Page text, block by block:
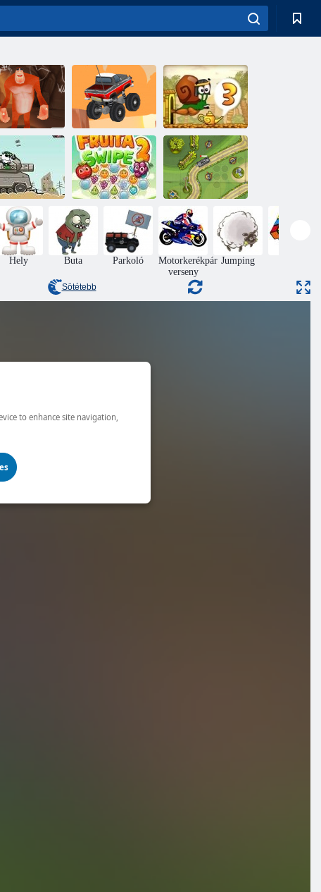
Yeti érzés Végtelen Truck Csiga Bob 3
Fémállat Fruha Swipe 2 Játékvédelem
Hely Buta Parkoló
Motorkerékpár
verseny
Jumping
Sötétebb